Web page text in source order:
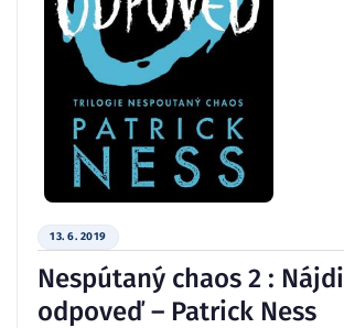
13. 6. 2019
Nespútaný chaos 2 : Nájdi
odpoveď – Patrick Ness